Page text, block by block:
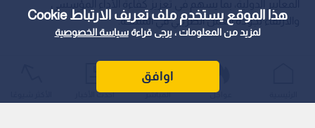
هذا الموقع يستخدم ملف تعريف الارتباط Cookie
لمزيد من المعلومات ، يرجى قراءةسياسة الخصوصية
اوافق
والارتقاء بجودة العمل الضريبي في المملكة.
عواجل المباشر أحدث الأخبار